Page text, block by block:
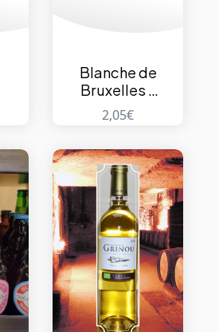
Blanche de
Bruxelles –
4,5% – 33cl
2,05€